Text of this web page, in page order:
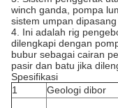
winch ganda, pompa
sistem umpan dipasang
4. Ini adalah rig
dilengkapi dengan
bubur sebagai cairan
pasir dan batu jika
Spesifikasi
1
Geologi dibor